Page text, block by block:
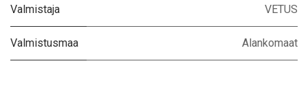
Valmistaja VETUS
Valmistusmaa Alankomaat